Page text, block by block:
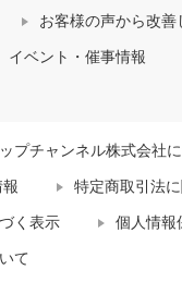
お客様の声から改善
イベント・催事情報
プチャンネル株式会社
特定商取引法
く表示 個人情報
て